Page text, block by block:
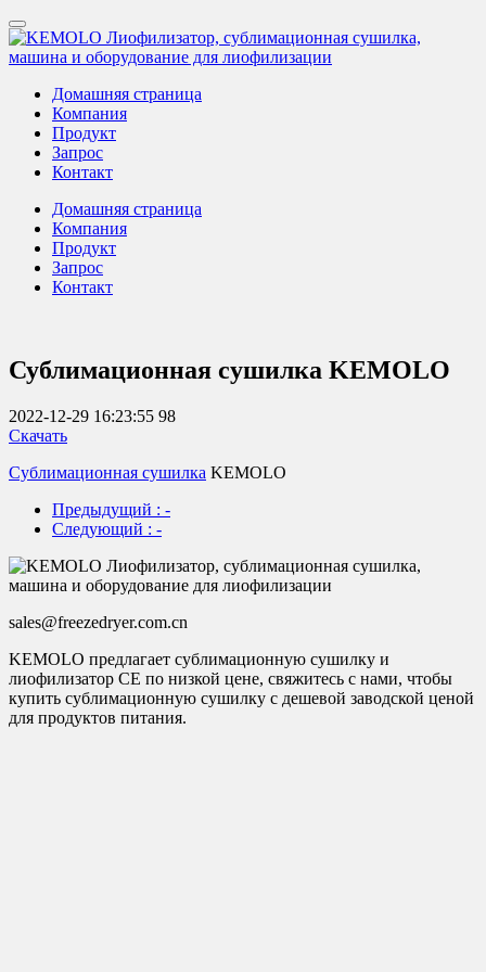
Домашняя страница
Компания
Продукт
Запрос
Контакт
Домашняя страница
Компания
Продукт
Запрос
Контакт
Сублимационная сушилка KEMOLO
2022-12-29 16:23:55 98
Скачать
Сублимационная сушилка KEMOLO
Предыдущий : -
Следующий : -
sales@freezedryer.com.cn
KEMOLO предлагает сублимационную сушилку и
лиофилизатор CE по низкой цене, свяжитесь с нами, чтобы
купить сублимационную сушилку с дешевой заводской ценой
для продуктов питания.